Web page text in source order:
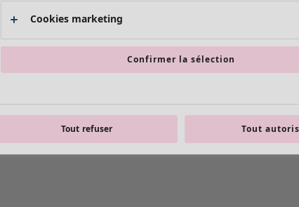
Cookies marketing
Confirmer la sélection
Tout refuser Tout